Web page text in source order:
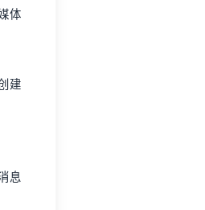
体
建
息